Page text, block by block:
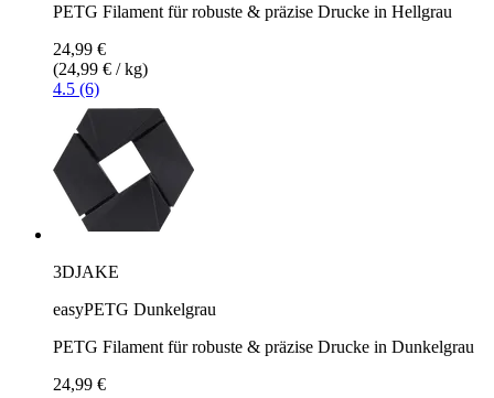
PETG Filament für robuste & präzise Drucke in Hellgrau
24,99 €
(24,99 € / kg)
4.5 (6)
3DJAKE
easyPETG Dunkelgrau
PETG Filament für robuste & präzise Drucke in Dunkelgrau
24,99 €